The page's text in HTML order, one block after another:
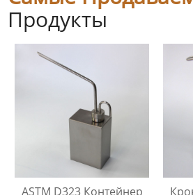
Продукты
ASTM D323 Контейнер